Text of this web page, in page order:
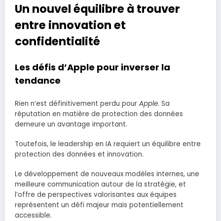
Un nouvel équilibre à trouver
entre innovation et
confidentialité
Les défis d’Apple pour inverser la
tendance
Rien n’est définitivement perdu pour Apple. Sa
réputation en matière de protection des données
demeure un avantage important.
Toutefois, le leadership en IA requiert un équilibre entre
protection des données et innovation.
Le développement de nouveaux modèles internes, une
meilleure communication autour de la stratégie, et
l’offre de perspectives valorisantes aux équipes
représentent un défi majeur mais potentiellement
accessible.